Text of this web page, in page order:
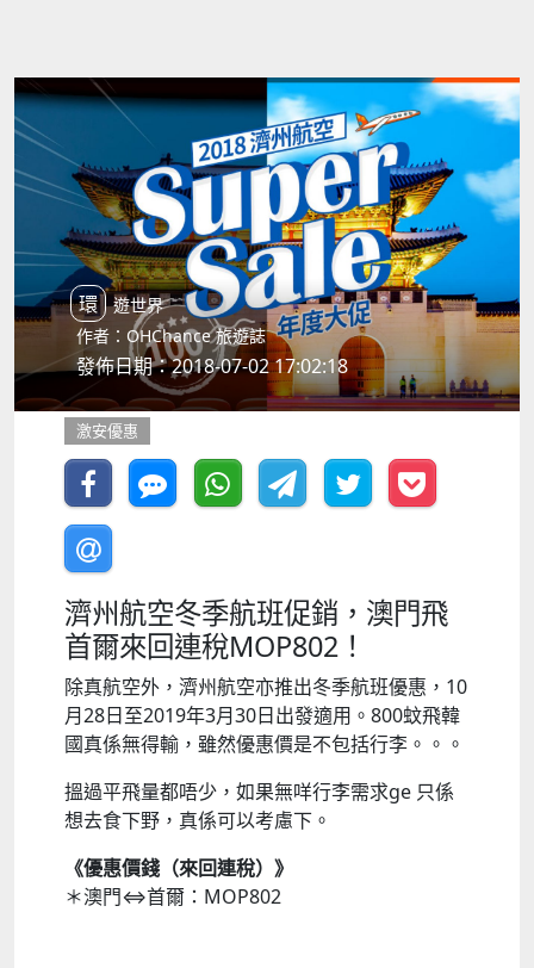
環遊世界
作者：OHChance 旅遊誌
發佈日期：2018-07-02 17:02:18
激安優惠
濟州航空冬季航班促銷，澳門飛
首爾來回連稅MOP802！
除真航空外，濟州航空亦推出冬季航班優惠，10
月28日至2019年3月30日出發適用。800蚊飛韓
國真係無得輸，雖然優惠價是不包括行李。。。
搵過平飛量都唔少，如果無咩行李需求ge 只係
想去食下野，真係可以考慮下。
《優惠價錢（來回連稅）》
＊澳門⇔首爾：MOP802